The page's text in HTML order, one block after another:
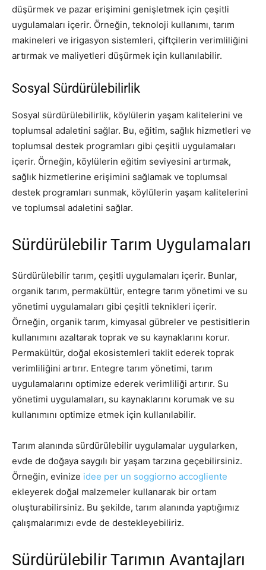
düşürmek ve pazar erişimini genişletmek için çeşitli
uygulamaları içerir. Örneğin, teknoloji kullanımı, tarım
makineleri ve irigasyon sistemleri, çiftçilerin verimliliğini
artırmak ve maliyetleri düşürmek için kullanılabilir.
Sosyal Sürdürülebilirlik
Sosyal sürdürülebilirlik, köylülerin yaşam kalitelerini ve
toplumsal adaletini sağlar. Bu, eğitim, sağlık hizmetleri ve
toplumsal destek programları gibi çeşitli uygulamaları
içerir. Örneğin, köylülerin eğitim seviyesini artırmak,
sağlık hizmetlerine erişimini sağlamak ve toplumsal
destek programları sunmak, köylülerin yaşam kalitelerini
ve toplumsal adaletini sağlar.
Sürdürülebilir Tarım Uygulamaları
Sürdürülebilir tarım, çeşitli uygulamaları içerir. Bunlar,
organik tarım, permakültür, entegre tarım yönetimi ve su
yönetimi uygulamaları gibi çeşitli teknikleri içerir.
Örneğin, organik tarım, kimyasal gübreler ve pestisitlerin
kullanımını azaltarak toprak ve su kaynaklarını korur.
Permakültür, doğal ekosistemleri taklit ederek toprak
verimliliğini artırır. Entegre tarım yönetimi, tarım
uygulamalarını optimize ederek verimliliği artırır. Su
yönetimi uygulamaları, su kaynaklarını korumak ve su
kullanımını optimize etmek için kullanılabilir.
Tarım alanında sürdürülebilir uygulamalar uygularken,
evde de doğaya saygılı bir yaşam tarzına geçebilirsiniz.
Örneğin, evinize idee per un soggiorno accogliente
ekleyerek doğal malzemeler kullanarak bir ortam
oluşturabilirsiniz. Bu şekilde, tarım alanında yaptığımız
çalışmalarımızı evde de destekleyebiliriz.
Sürdürülebilir Tarımın Avantajları